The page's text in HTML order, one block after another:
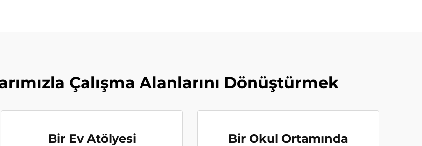
Çalışma Alanlarını Dönüştürmek
Bir Ev Atölyesi
Bir Okul Ortamında